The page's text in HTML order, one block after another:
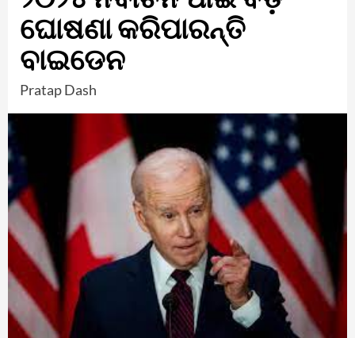
ଘୋଷଣା କରିପାରନ୍ତି
ବାଇଡେନ
Pratap Dash